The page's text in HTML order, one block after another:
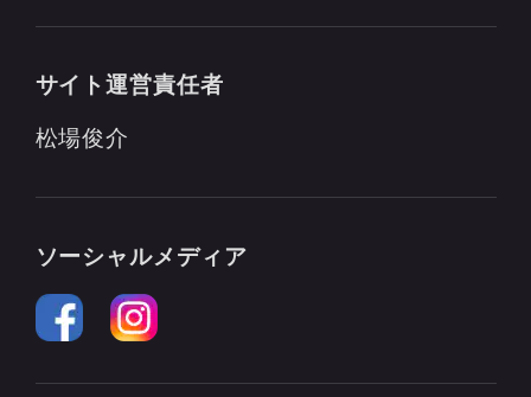
サイト運営責任者
松場俊介
ソーシャルメディア